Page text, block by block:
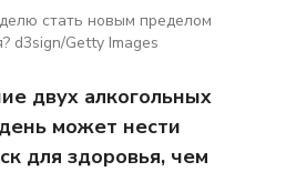
стать новым пределом
d3sign/Getty Images
двух алкогольных
может нести
для здоровья, чем